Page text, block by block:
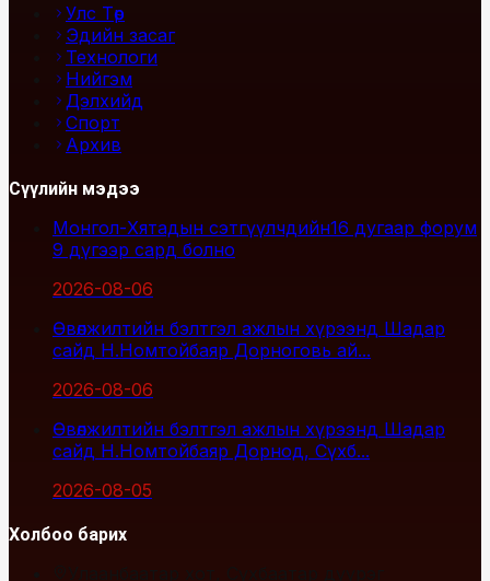
Улс Төр
Эдийн засаг
Технологи
Нийгэм
Дэлхийд
Спорт
Архив
Сүүлийн мэдээ
Монгол-Хятадын сэтгүүлчдийн16 дугаар форум
9 дүгээр сард болно
2026-08-06
Өвөлжилтийн бэлтгэл ажлын хүрээнд Шадар
сайд Н.Номтойбаяр Дорноговь ай...
2026-08-06
Өвөлжилтийн бэлтгэл ажлын хүрээнд Шадар
сайд Н.Номтойбаяр Дорнод, Сүхб...
2026-08-05
Холбоо барих